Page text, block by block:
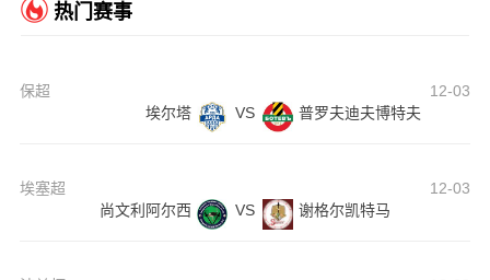
热门赛事
保超
12-03
埃尔塔
VS 普罗夫迪夫博特夫
埃塞超
12-03
尚文利阿尔西
VS 谢格尔凯特马